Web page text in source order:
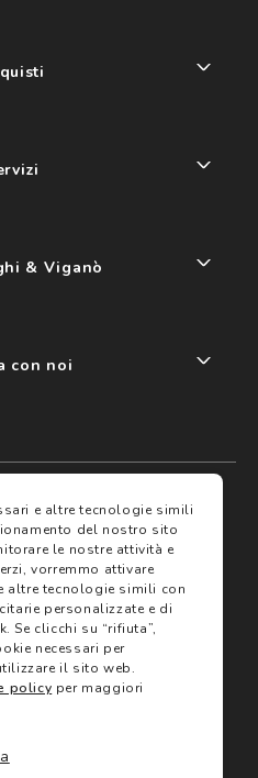
& Viganò
con noi
condizioni
di vendita
di sicurezza sui prodotti
sulla Privacy
dei cookie
e altre tecnologie simili
del nostro sito
le nostre attività e
vorremmo attivare
altre tecnologie simili con
personalizzate e di
Se clicchi su “rifiuta”,
necessari per
il sito web.
policy per maggiori